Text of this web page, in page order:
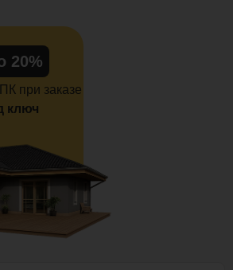
20%
при заказе
ключ